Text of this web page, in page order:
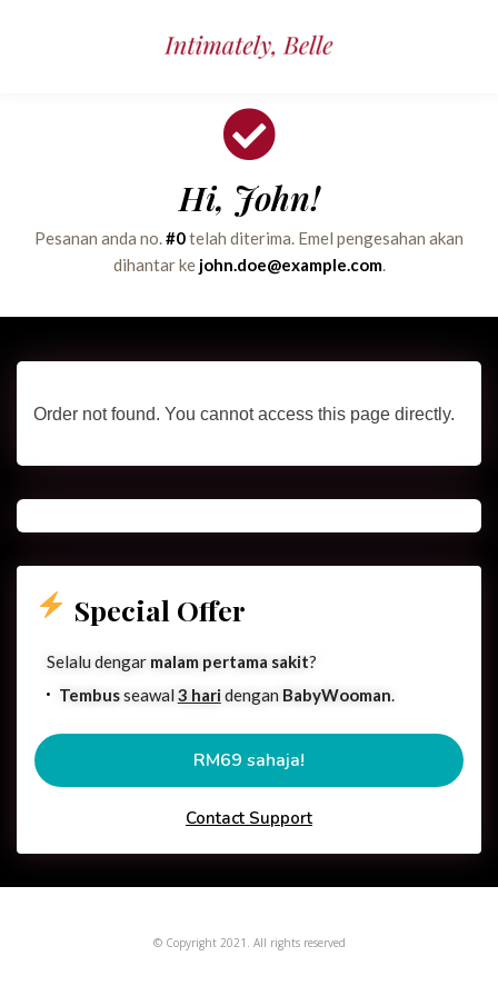
Hi, John!
Pesanan anda no.#0telah diterima. Emel pengesahan akan
dihantar ke john.doe@example.com.
Order not found. You cannot access this page directly.
Special Offer
Selalu dengar malam pertama sakit?
Tembusseawal3 haridengan BabyWooman.
RM69 sahaja!
Contact Support
© Copyright 2021. All rights reserved